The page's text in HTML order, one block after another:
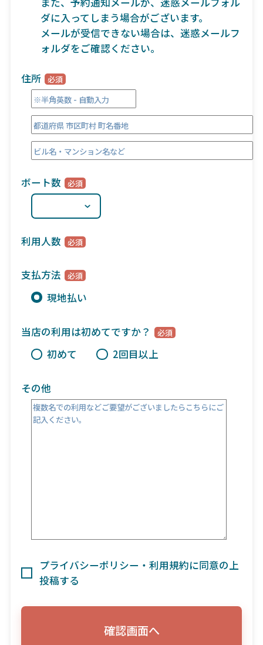
ダに入ってしまう場合がございます。
メールが受信できない場合は、迷惑メールフ
ォルダをご確認ください。
住所
ボート数
利用人数
支払方法
現地払い
当店の利用は初めてですか？
初めて
2回目以上
その他
プライバシーポリシー・利用規約に同意の上
投稿する
確認画面へ